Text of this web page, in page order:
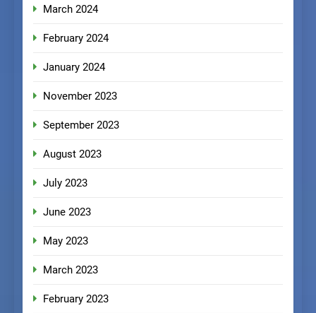
March 2024
February 2024
January 2024
November 2023
September 2023
August 2023
July 2023
June 2023
May 2023
March 2023
February 2023